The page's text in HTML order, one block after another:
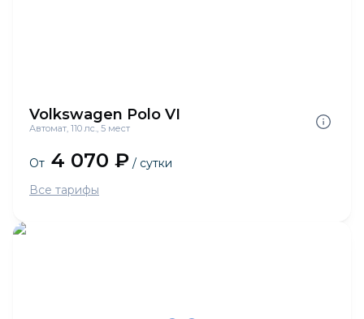
Volkswagen Polo VI
Автомат, 110 лс., 5 мест
От 4 070 ₽ / сутки
Все тарифы